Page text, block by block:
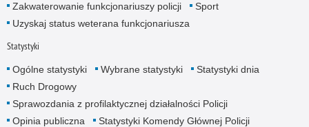
Zakwaterowanie funkcjonariuszy policji
Sport
Uzyskaj status weterana funkcjonariusza
Statystyki
Ogólne statystyki Wybrane statystyki
Statystyki dnia
Ruch Drogowy
Sprawozdania z profilaktycznej działalności Policji
Opinia publiczna
Statystyki Komendy Głównej Policji